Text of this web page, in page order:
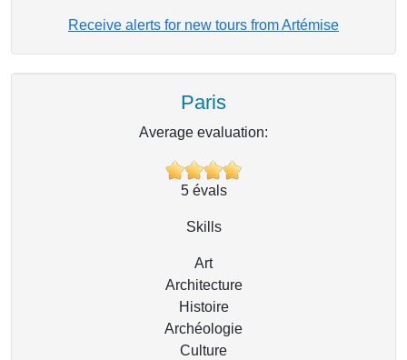
Receive alerts for new tours from Artémise
Paris
Average evaluation:
5évals
Skills
Art
Architecture
Histoire
Archéologie
Culture